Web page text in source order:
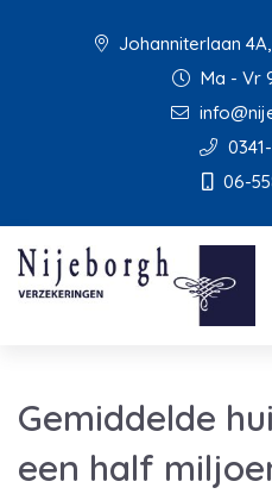
Johanniterlaan
Ma - Vr
06-
Gemiddelde
een half